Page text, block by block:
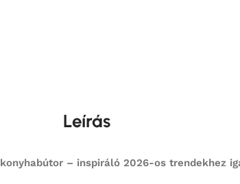
Leírás
konyhabútor – inspiráló 2026-os trendekhez